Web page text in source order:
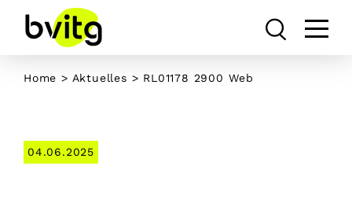
content
Home > Aktuelles > RL01178 2900 Web
04.06.2025